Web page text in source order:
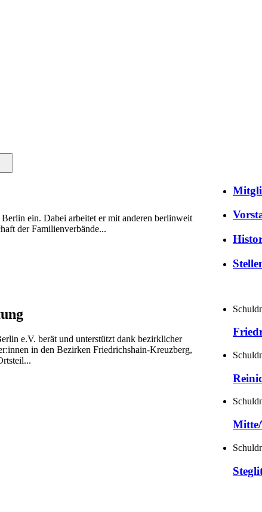
ein. Dabei arbeitet er mit anderen berlinweit
der Familienverbände...
e.V. berät und unterstützt dank bezirklicher
in den Bezirken Friedrichshain-Kreuzberg,